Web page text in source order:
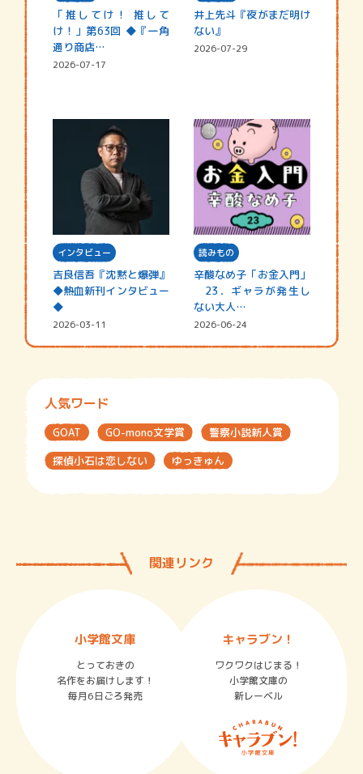
「推してけ！ 推して
け！」第63回 ◆『一角
通り商店…
2026-07-17
井上先斗『夜がまだ明け
ない』
2026-07-29
インタビュー
吉良信吾『沈黙と爆弾』
◆熱血新刊インタビュー
◆
2026-03-11
読みもの
辛酸なめ子「お金入門」
23．ギャラが発生し
ない大人…
2026-06-24
人気ワード
GOAT GO-mono文学賞
警察小説新人賞
探偵小石は恋しない
ゆっきゅん
関連リンク
小学館文庫
とっておきの
名作をお届けします！
毎月6日ごろ発売
キャラブン！
ワクワクはじまる！
小学館文庫の
新レーベル